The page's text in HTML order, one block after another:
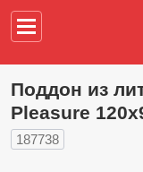
Поддон из
Pleasure
187738